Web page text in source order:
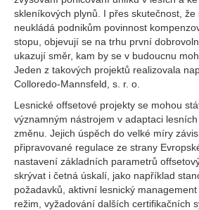
skleníkových plynů. I přes skutečnost, že
neukládá podnikům povinnost
stopu, objevují se na trhu první
ukazují směr, kam by se v budoucnu
Jeden z takových projektů realizovala
Colloredo-Mannsfeld, s. r. o.
Lesnické offsetové projekty se mohou
významným nástrojem v adaptaci
změnu. Jejich úspěch do velké míry
připravované regulace ze strany
nastavení základních parametrů
skrývat i četná úskalí, jako například
požadavků, aktivní lesnický
režim, vyžadování dalších certifikačních